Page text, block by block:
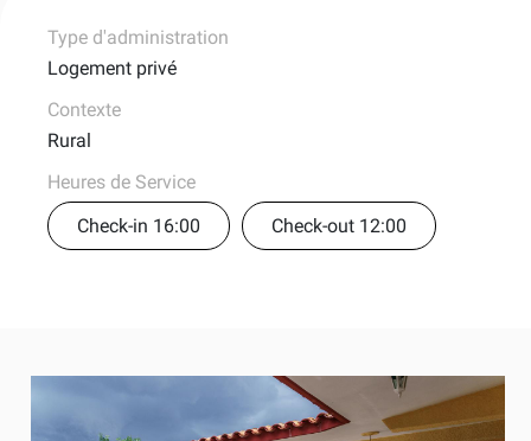
Type d'administration
Logement privé
Contexte
Rural
Heures de Service
Check-in 16:00
Check-out 12:00